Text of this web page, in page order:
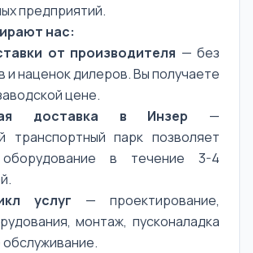
предприятий.
нас:
от производителя — без
и наценок дилеров. Вы получаете
цене.
доставка в Инзер —
транспортный парк позволяет
оборудование в течение 3-4
услуг — проектирование,
монтаж, пусконаладка